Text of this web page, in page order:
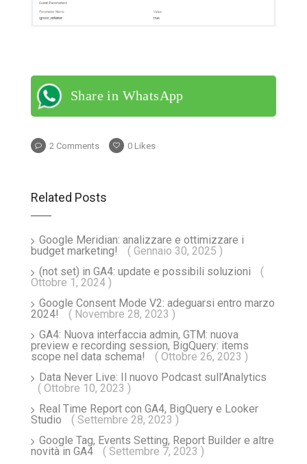
Share in WhatsApp
2 Comments 0 Likes
Related Posts
Google Meridian: analizzare e ottimizzare i
budget marketing!
( Gennaio 30, 2025 )
(not set) in GA4: update e possibili soluzioni
(
Ottobre 1, 2024 )
Google Consent Mode V2: adeguarsi entro marzo
2024!
( Novembre 28, 2023 )
GA4: Nuova interfaccia admin, GTM: nuova
preview e recording session, BigQuery: items
scope nel data schema!
( Ottobre 26, 2023 )
Data Never Live: Il nuovo Podcast sull’Analytics
( Ottobre 10, 2023 )
Real Time Report con GA4, BigQuery e Looker
Studio
( Settembre 28, 2023 )
Google Tag, Events Setting, Report Builder e altre
novità in GA4
( Settembre 7, 2023 )